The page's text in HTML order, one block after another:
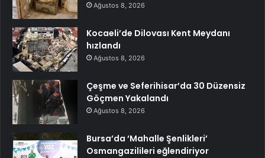
Ağustos 8, 2026
Kocaeli’de Dilovası Kent Meydanı
hızlandı
Ağustos 8, 2026
Çeşme ve Seferihisar’da 30 Düzensiz
Göçmen Yakalandı
Ağustos 8, 2026
Bursa’da ‘Mahalle Şenlikleri’
Osmangazilileri eğlendiriyor